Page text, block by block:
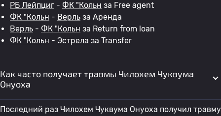
РБ Лейпциг - ФК "Кольн за Free agent
ФК "Кольн - Верль за Аренда
Верль - ФК "Кольн за Return from loan
ФК "Кольн - Эстрела за Transfer
Как часто получает травмы Чилохем Чуквума
Онуоха
Последний раз Чилохем Чуквума Онуоха получил травму